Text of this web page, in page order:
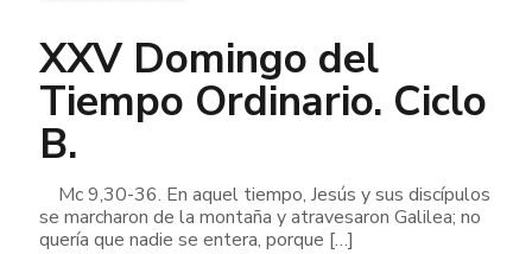
XXV Domingo del
Tiempo Ordinario. Ciclo
B.
Mc 9,30-36. En aquel tiempo, Jesús y sus discípulos
se marcharon de la montaña y atravesaron Galilea; no
quería que nadie se entera, porque […]